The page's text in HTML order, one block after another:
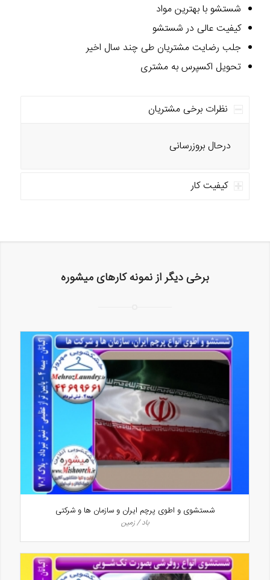
شستشو با بهترین مواد
کیفیت عالی در شستشو
جلب رضایت مشتریان طی چند سال اخیر
تحویل اکسپرس به مشتری
نظرات برخی مشتریان
درحال بروزرسانی
کیفیت کار
برخی دیگر از نمونه کارهای میشوره
شستشوی و اطوی پرچم ایران و سازمان ها و شرکتی
باد / زمین